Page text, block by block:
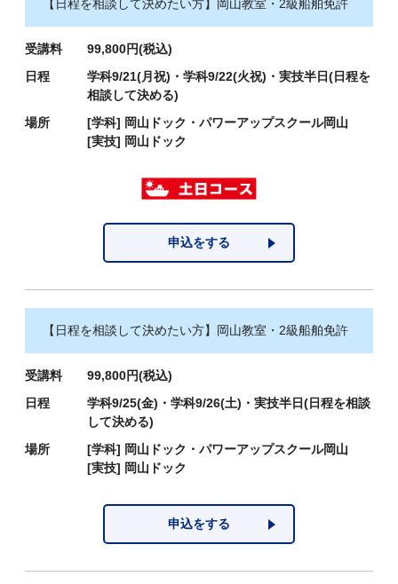
【日程を相談して決めたい方】岡山教室・2級船舶免許
受講料
99,800円(税込)
日程
学科9/21(月祝)・学科9/22(火祝)・実技半日(日程を
相談して決める)
場所
[学科] 岡山ドック・パワーアップスクール岡山
[実技] 岡山ドック
申込をする
【日程を相談して決めたい方】岡山教室・2級船舶免許
受講料
99,800円(税込)
日程
学科9/25(金)・学科9/26(土)・実技半日(日程を相談
して決める)
場所
[学科] 岡山ドック・パワーアップスクール岡山
[実技] 岡山ドック
申込をする